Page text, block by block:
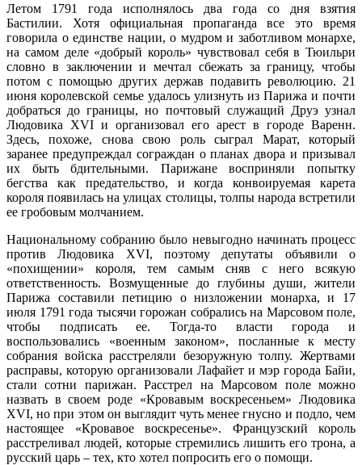
Летом 1791 года исполнялось два года со дня взятия
Бастилии. Хотя официальная пропаганда все это время
говорила о единстве нации, о мудром и заботливом монархе,
на самом деле «добрый король» чувствовал себя в Тюильри
словно в заключении и мечтал сбежать за границу, чтобы
потом с помощью других держав подавить революцию. 21
июня королевской семье удалось улизнуть из Парижа и почти
добраться до границы, но почтовый служащий Друэ узнал
Людовика XVI и организовал его арест в городе Варенн.
Здесь, похоже, снова свою роль сыграл Марат, который
заранее предупреждал сограждан о планах двора и призывал
их быть бдительными. Парижане восприняли попытку
бегства как предательство, и когда конвоируемая карета
короля появилась на улицах столицы, толпы народа встретили
ее гробовым молчанием.
Национальному собранию было невыгодно начинать процесс
против Людовика XVI, поэтому депутаты объявили о
«похищении» короля, тем самым сняв с него всякую
ответственность. Возмущенные до глубины души, жители
Парижа составили петицию о низложении монарха, и 17
июля 1791 года тысячи горожан собрались на Марсовом поле,
чтобы подписать ее. Тогда-то власти города и
воспользовались «военным законом», посланные к месту
собрания войска расстреляли безоружную толпу. Жертвами
расправы, которую организовали Лафайет и мэр города Байи,
стали сотни парижан. Расстрел на Марсовом поле можно
назвать в своем роде «Кровавым воскресеньем» Людовика
XVI, но при этом он выглядит чуть менее гнусно и подло, чем
настоящее «Кровавое воскресенье». Французский король
расстреливал людей, которые стремились лишить его трона, а
русский царь – тех, кто хотел попросить его о помощи.